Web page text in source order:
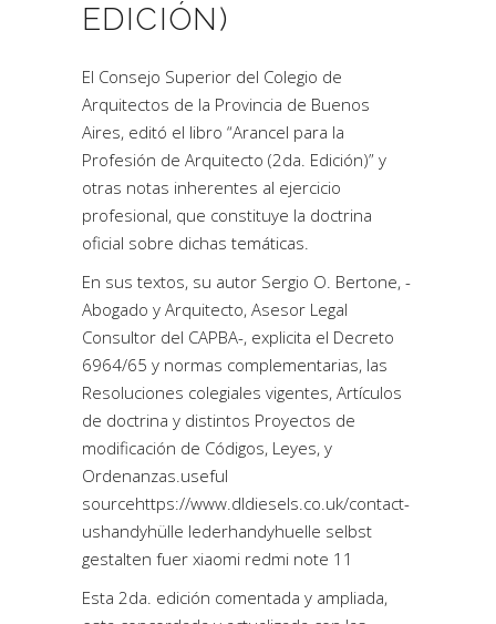
EDICIÓN)
El Consejo Superior del Colegio de
Arquitectos de la Provincia de Buenos
Aires, editó el libro “Arancel para la
Profesión de Arquitecto (2da. Edición)” y
otras notas inherentes al ejercicio
profesional, que constituye la doctrina
oficial sobre dichas temáticas.
En sus textos, su autor Sergio O. Bertone, -
Abogado y Arquitecto, Asesor Legal
Consultor del CAPBA-, explicita el Decreto
6964/65 y normas complementarias, las
Resoluciones colegiales vigentes, Artículos
de doctrina y distintos Proyectos de
modificación de Códigos, Leyes, y
Ordenanzas.useful
sourcehttps://www.dldiesels.co.uk/contact-
ushandyhülle lederhandyhuelle selbst
gestalten fuer xiaomi redmi note 11
Esta 2da. edición comentada y ampliada,